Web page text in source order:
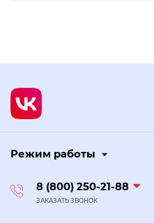
Режим работы
8 (800) 250-21-88
ЗАКАЗАТЬ ЗВОНОК